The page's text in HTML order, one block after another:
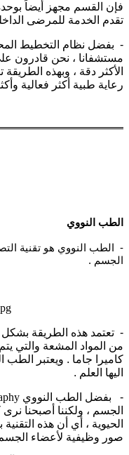
تقدم الخدمة للمرضى
- بفضل نظام التخطيط
مستشفانا ، نحن قادرون على
الأكثر دقة ، وبهذه
رعاية طبية أكثر فعالية
الطب النووي
- الطب النووي هو تقنية
الجسم .
- تعتمد هذه الطريقة
من المواد المشعة والتي
كاميرا جاما . ويعتبر
اليها العلم .
- بفضل الطب النووي
الجسم ، ولكننا أصبحنا
الحيوية ، أي أن هذه
صور وظيفية لأعضاء